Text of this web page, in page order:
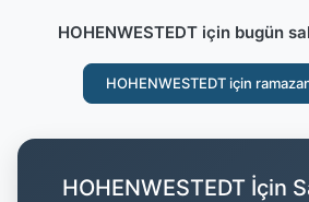
HOHENWESTEDT için bugün
HOHENWESTEDT için
HOHENWESTEDT İçin